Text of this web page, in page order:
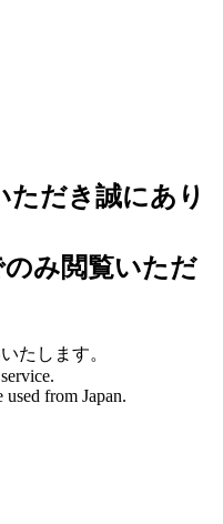
ただき誠にあり
み閲覧いただ
たします。
from Japan.